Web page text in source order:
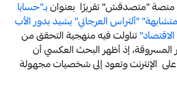
"متصدقش" تقريرًا بعنوانبـ"حسابا
"ألتراس العرجاني" يشيد بدور الأب
تناولت فيه منهجية التحقق من
المسروقة، إذ أظهر البحث العكسي أن
الإنترنت وتعود إلى شخصيات مجهولة